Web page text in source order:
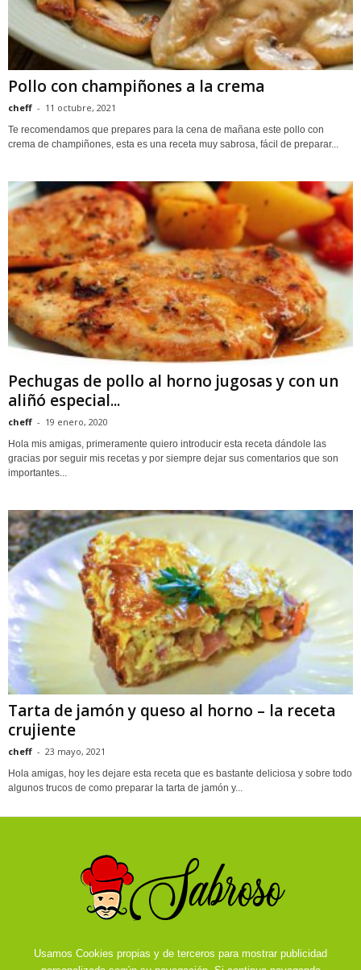
Pollo con champiñones a la crema
cheff - 11 octubre, 2021
Te recomendamos que prepares para la cena de mañana este pollo con
crema de champiñones, esta es una receta muy sabrosa, fácil de preparar...
Pechugas de pollo al horno jugosas y con un
aliñó especial...
cheff - 19 enero, 2020
Hola mis amigas, primeramente quiero introducir esta receta dándole las
gracias por seguir mis recetas y por siempre dejar sus comentarios que son
importantes...
Tarta de jamón y queso al horno – la receta
crujiente
cheff - 23 mayo, 2021
Hola amigas, hoy les dejare esta receta que es bastante deliciosa y sobre todo
algunos trucos de como preparar la tarta de jamón y...
Usamos Cookies propias y de terceros para mostrar publicidad